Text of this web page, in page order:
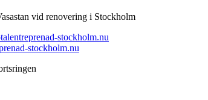
vid renovering i Stockholm
stockholm.nu
stockholm.nu